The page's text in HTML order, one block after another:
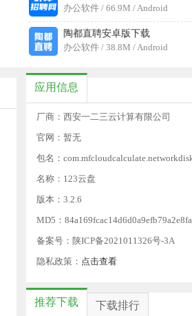
办公软件 / 66.9M / Android
陶都直聘安卓版下载
办公软件 / 38.8M / Android
应用信息
厂商：西安一二三云计算有限公司
官网：暂无
包名：
名称：123云盘
版本：3.2.6
MD5：
备案号：陕ICP备2021011326号-3A
隐私政策： 点击查看
推荐下载 下载排行